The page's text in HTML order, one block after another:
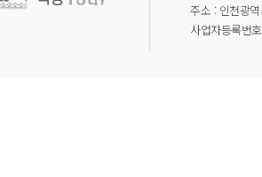
주소 : 인천광
사업자등록번